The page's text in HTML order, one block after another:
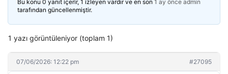
Bu konu 0 yanıt içerir, 1 izleyen vardır ve en son 1 ay önce admin
tarafından güncellenmiştir.
1 yazı görüntüleniyor (toplam 1)
07/06/2026: 12:22 pm #27095